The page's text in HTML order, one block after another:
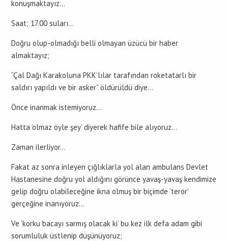
konuşmaktayız…
Saat; 17.00 suları…
Doğru olup-olmadığı belli olmayan üzücü bir haber
almaktayız;
“Çal Dağı Karakoluna PKK’lılar tarafından roketatarlı bir
saldırı yapıldı ve bir asker” öldürüldü diye…
Önce inanmak istemiyoruz…
Hatta ‘olmaz öyle şey’ diyerek hafife bile alıyoruz…
Zaman ilerliyor…
Fakat az sonra inleyen çığlıklarla yol alan ambulans Devlet
Hastanesine doğru yol aldığını görünce yavaş-yavaş kendimize
gelip doğru olabileceğine ikna olmuş bir biçimde ‘terör’
gerçeğine inanıyoruz…
Ve ‘korku bacayı sarmış olacak ki’ bu kez ilk defa adam gibi
sorumluluk üstlenip düşünüyoruz;